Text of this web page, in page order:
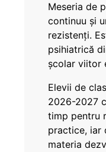
Meseria de
continuu și
rezistenți.
psihiatrică
școlar viitor
Elevii de
2026-2027
timp pentru
practice, iar
materia